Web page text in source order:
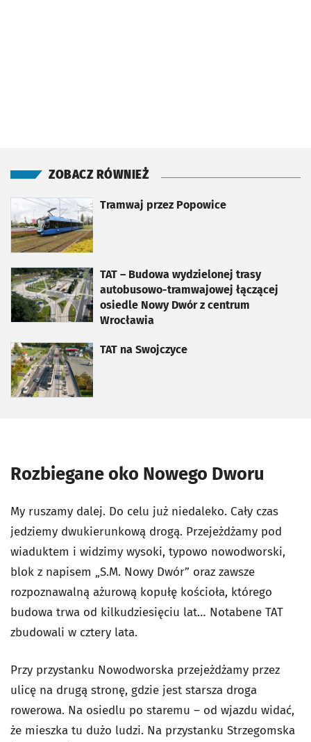
ZOBACZ RÓWNIEŻ
Tramwaj przez Popowice
otworzy się w nowej karcie
TAT – Budowa wydzielonej trasy
autobusowo-tramwajowej łączącej
osiedle Nowy Dwór z centrum
Wrocławia
otworzy się w nowej karcie
TAT na Swojczyce
otworzy się w nowej karcie
Rozbiegane oko Nowego Dworu
My ruszamy dalej. Do celu już niedaleko. Cały czas
jedziemy dwukierunkową drogą. Przejeżdżamy pod
wiaduktem i widzimy wysoki, typowo nowodworski,
blok z napisem „S.M. Nowy Dwór” oraz zawsze
rozpoznawalną ażurową kopułę kościoła, którego
budowa trwa od kilkudziesięciu lat… Notabene TAT
zbudowali w cztery lata.
Przy przystanku Nowodworska przejeżdżamy przez
ulicę na drugą stronę, gdzie jest starsza droga
rowerowa. Na osiedlu po staremu – od wjazdu widać,
że mieszka tu dużo ludzi. Na przystanku Strzegomska